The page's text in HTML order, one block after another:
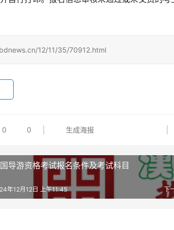
12/11/35/70912.html
0 0 生成海报
导游资格考试报名条件及考试科目
下
年12月12日 上午11:45